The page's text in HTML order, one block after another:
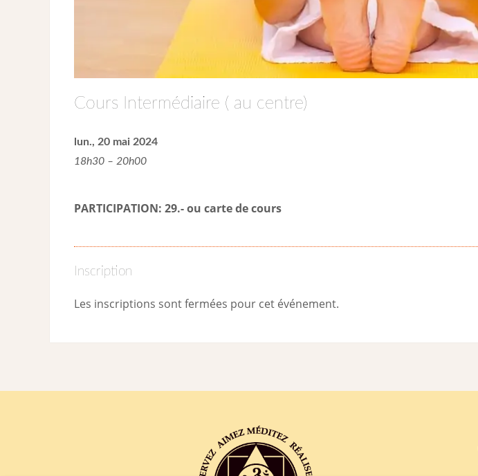
Cours Intermédiaire ( au centre)
lun., 20 mai 2024
18h30 – 20h00
PARTICIPATION: 29.- ou carte de cours
Inscription
Les inscriptions sont fermées pour cet événement.